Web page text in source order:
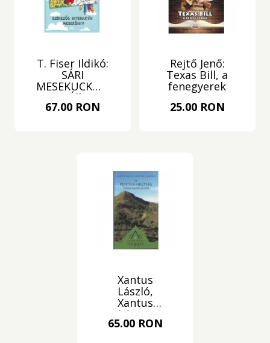
T. Fiser Ildikó:
SÁRI
MESEKUCKÓJA
- Ez Állati!
67.00 RON
Rejtő Jenő:
Texas Bill, a
fenegyerek
25.00 RON
Xantus
László,
Xantus
Juliánna: A
Pentele-
65.00 RON